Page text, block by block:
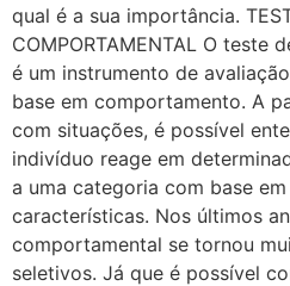
qual é a sua importância.
COMPORTAMENTAL O teste
é um instrumento de
base em comportamento. A
com situações, é possível
indivíduo reage em
a uma categoria com base
características. Nos últimos
comportamental se tornou
seletivos. Já que é possível